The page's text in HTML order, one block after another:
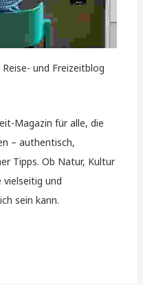
und Freizeitblog
Magazin für alle, die
– authentisch,
Tipps. Ob Natur, Kultur
vielseitig und
sein kann.